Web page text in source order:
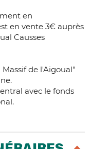
en
en vente 3€ auprès
Causses
de l'Aigoual"
avec le fonds